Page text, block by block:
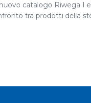
catalogo Riwega I
tra prodotti della